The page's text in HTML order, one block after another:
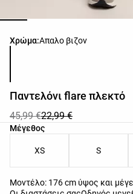
Χρώμα:Απαλο βιζον
Λίστα χρωμάτων προϊόντος
Παντελόνι flare πλεκτό
45,99 €22,99 €
Μέγεθος
Λίστα μεγεθών προϊόντος
XS S
Μοντέλο: 176 cm ύψος και